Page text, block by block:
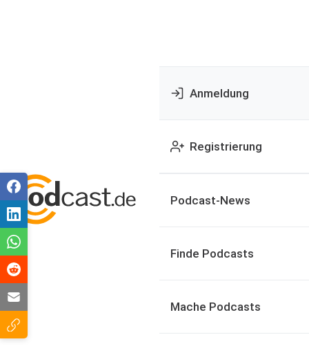
Anmeldung
Registrierung
Podcast-News
Finde Podcasts
Mache Podcasts